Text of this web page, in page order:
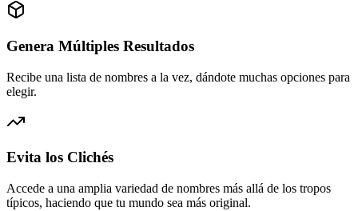
Genera Múltiples Resultados
Recibe una lista de nombres a la vez, dándote muchas opciones para
elegir.
Evita los Clichés
Accede a una amplia variedad de nombres más allá de los tropos
típicos, haciendo que tu mundo sea más original.